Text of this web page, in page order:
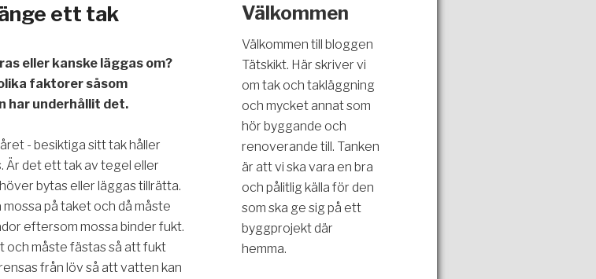
ett tak
eller kanske läggas om?
faktorer såsom
har underhållit det.
- besiktiga sitt tak håller
Är det ett tak av tegel eller
bytas eller läggas tillrätta.
på taket och då måste
eftersom mossa binder fukt.
och måste fästas så att fukt
från löv så att vatten kan
Välkommen
Välkommen till bloggen
Tätskikt. Här skriver vi
om tak och takläggning
och mycket annat som
hör byggande och
renoverande till. Tanken
är att vi ska vara en bra
och pålitlig källa för den
som ska ge sig på ett
byggprojekt där
hemma.